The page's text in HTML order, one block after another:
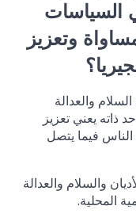
السياسات
وتعزيز
والعدالة
ذاته يعني تعزيز
فيما يتصل
والسلام والعدالة
المحلية.